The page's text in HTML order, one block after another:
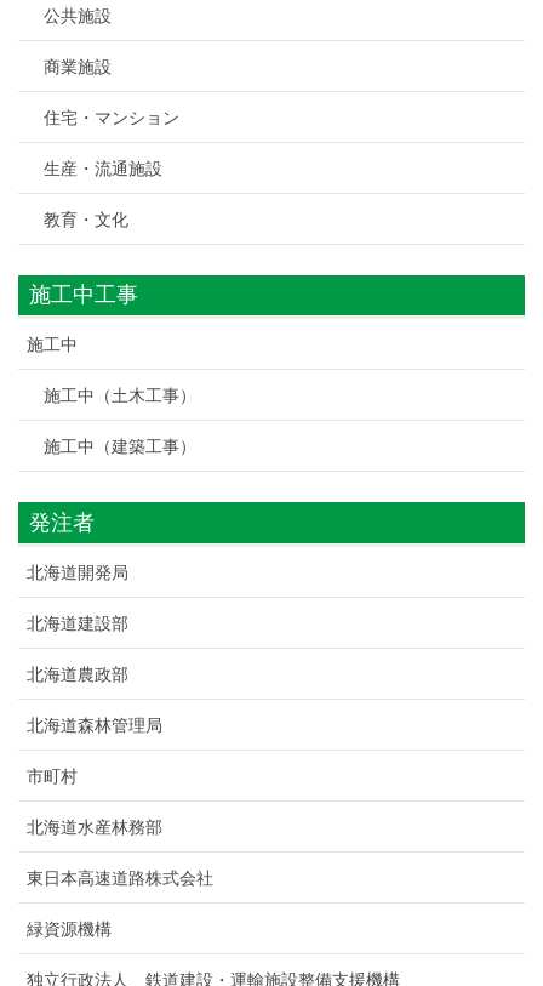
公共施設
商業施設
住宅・マンション
生産・流通施設
教育・文化
施工中工事
施工中
施工中（土木工事）
施工中（建築工事）
発注者
北海道開発局
北海道建設部
北海道農政部
北海道森林管理局
市町村
北海道水産林務部
東日本高速道路株式会社
緑資源機構
独立行政法人 鉄道建設・運輸施設整備支援機構